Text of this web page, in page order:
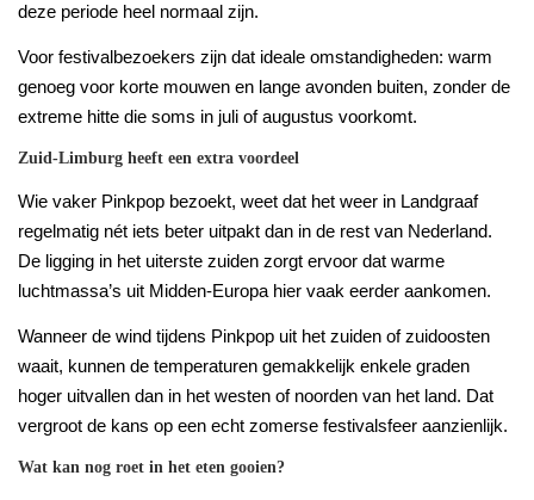
deze periode heel normaal zijn.
Voor festivalbezoekers zijn dat ideale omstandigheden: warm
genoeg voor korte mouwen en lange avonden buiten, zonder de
extreme hitte die soms in juli of augustus voorkomt.
Zuid-Limburg heeft een extra voordeel
Wie vaker Pinkpop bezoekt, weet dat het weer in Landgraaf
regelmatig nét iets beter uitpakt dan in de rest van Nederland.
De ligging in het uiterste zuiden zorgt ervoor dat warme
luchtmassa’s uit Midden-Europa hier vaak eerder aankomen.
Wanneer de wind tijdens Pinkpop uit het zuiden of zuidoosten
waait, kunnen de temperaturen gemakkelijk enkele graden
hoger uitvallen dan in het westen of noorden van het land. Dat
vergroot de kans op een echt zomerse festivalsfeer aanzienlijk.
Wat kan nog roet in het eten gooien?